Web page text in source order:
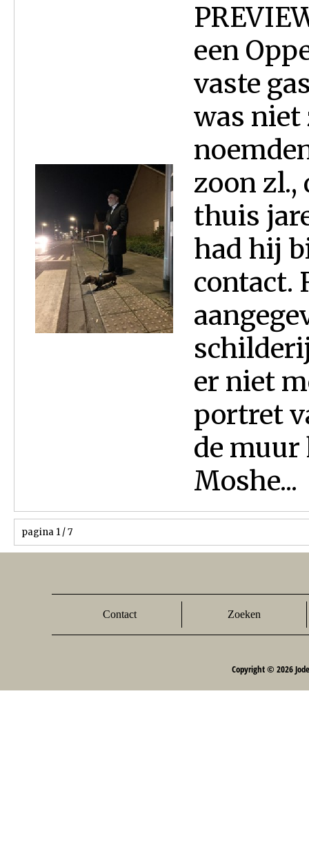
een
vaste
was niet
zoon zl.,
thuis
had hij
contact.
er niet
portret
de muur
Moshe...
pagina 1 / 7
Contact Zoeken
Copyright © 2026